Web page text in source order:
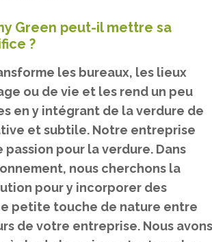
Green peut-il mettre sa
?
les bureaux, les lieux
ou de vie et les rend un peu
en y intégrant de la verdure de
et subtile. Notre entreprise
passion pour la verdure. Dans
nous cherchons la
pour y incorporer des
petite touche de nature entre
de votre entreprise. Nous avons